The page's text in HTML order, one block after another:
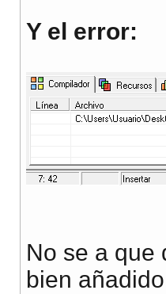
Y el error:
No se a que
bien